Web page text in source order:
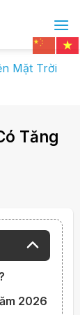
Mặt Trời
Tăng
2026